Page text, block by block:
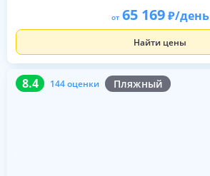
от 65 169 /день
Найти цены
8.4 144 оценки Пляжный
8.4 144 оценки